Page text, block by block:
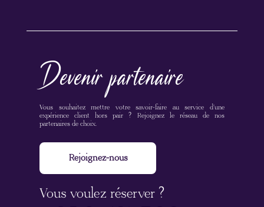
Devenir partenaire
Vous souhaitez mettre votre savoir-faire au service d’une
expérience client hors pair ? Rejoignez le réseau de nos
partenaires de choix.
Rejoignez-nous
Vous voulez réserver ?